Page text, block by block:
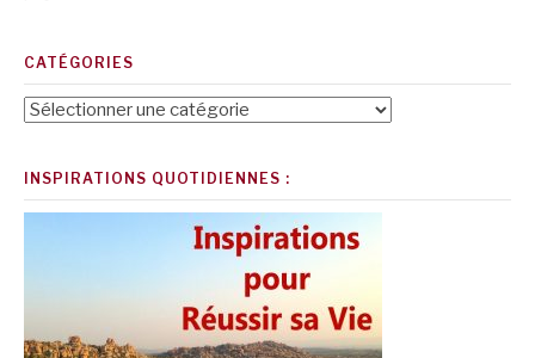
CATÉGORIES
Catégories
INSPIRATIONS QUOTIDIENNES :